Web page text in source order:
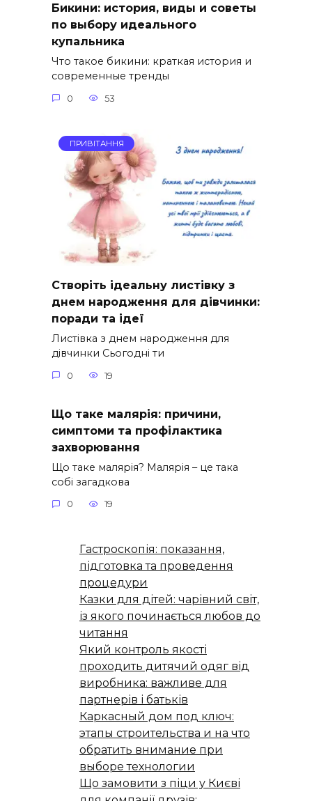
Бикини: история, виды и советы
по выбору идеального
купальника
Что такое бикини: краткая история и
современные тренды
0 53
ПРИВІТАННЯ
Створіть ідеальну листівку з
днем народження для дівчинки:
поради та ідеї
Листівка з днем народження для
дівчинки Сьогодні ти
0 19
Що таке малярія: причини,
симптоми та профілактика
захворювання
Що таке малярія? Малярія – це така
собі загадкова
0 19
Гастроскопія: показання,
підготовка та проведення
процедури
Казки для дітей: чарівний світ,
із якого починається любов до
читання
Який контроль якості
проходить дитячий одяг від
виробника: важливе для
партнерів і батьків
Каркасный дом под ключ:
этапы строительства и на что
обратить внимание при
выборе технологии
Що замовити з піци у Києві